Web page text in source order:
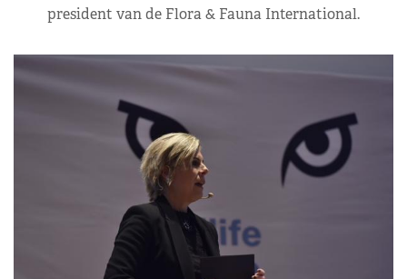
president van de Flora & Fauna International.